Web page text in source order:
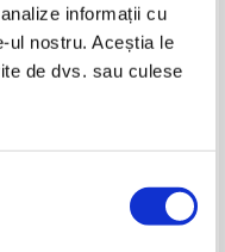
informații cu
ul nostru. Aceștia le
de dvs. sau culese
straine sau partenere?
Pret:50,00Lei 32,50 Lei
Adaugă în coș